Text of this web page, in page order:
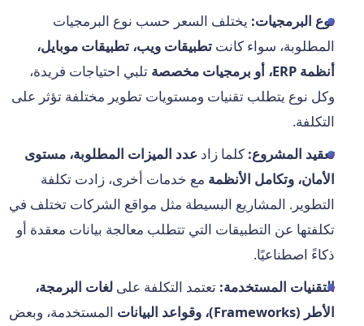
نوع البرمجيات: يختلف السعر حسب نوع البرمجيات
المطلوبة، سواء كانتتطبيقات ويب، تطبيقات موبايل،
أنظمة ERP، أو برمجيات مخصصة
تلبي احتياجات فريدة،
وكل نوع يتطلب تقنيات ومستويات تطوير مختلفة تؤثر على
التكلفة.
تعقيد المشروع:كلما زادعدد الميزات المطلوبة، مستوى
الأمان، وتكامل الأنظمة مع خدمات أخرى، زادت تكلفة
التطوير. المشاريع البسيطة مثل مواقع الشركات تختلف في
تكلفتها عن التطبيقات التي تتطلب معالجة بيانات معقدة أو
ذكاءً اصطناعيًا.
التقنيات المستخدمة:تعتمد التكلفة علىلغات البرمجة،
الأطر (Frameworks)، وقواعد البيانات
المستخدمة، وبعض